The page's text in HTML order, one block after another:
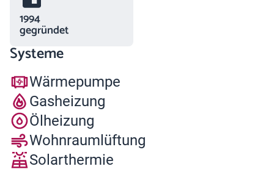
1994
gegründet
Systeme
Wärmepumpe
Gasheizung
Ölheizung
Wohnraumlüftung
Solarthermie